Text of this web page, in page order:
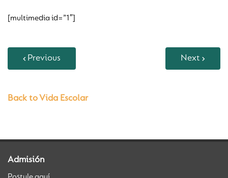
[multimedia id=”1″]
Previous Next
Back to Vida Escolar
Admisión